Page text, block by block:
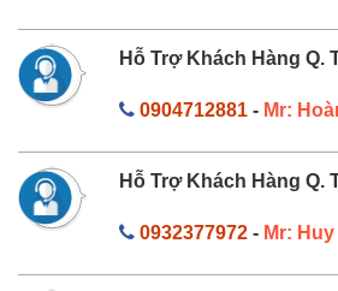
Hỗ Trợ Khách Hàng Q.
0904712881- Mr:
Hỗ Trợ Khách Hàng Q.
0932377972- Mr: Huy